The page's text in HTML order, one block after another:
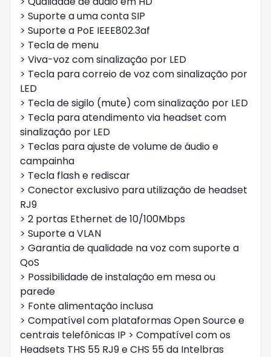
> Suporte a uma conta SIP
> Suporte a PoE IEEE802.3af
> Tecla de menu
> Viva-voz com sinalização por LED
> Tecla para correio de voz com sinalização por
LED
> Tecla de sigilo (mute) com sinalização por LED
> Tecla para atendimento via headset com
sinalização por LED
> Teclas para ajuste de volume de áudio e
campainha
> Tecla flash e rediscar
> Conector exclusivo para utilização de headset
RJ9
> 2 portas Ethernet de 10/100Mbps
> Suporte a VLAN
> Garantia de qualidade na voz com suporte a
QoS
> Possibilidade de instalação em mesa ou
parede
> Fonte alimentação inclusa
> Compatível com plataformas Open Source e
centrais telefônicas IP > Compatível com os
Headsets THS 55 RJ9 e CHS 55 da Intelbras